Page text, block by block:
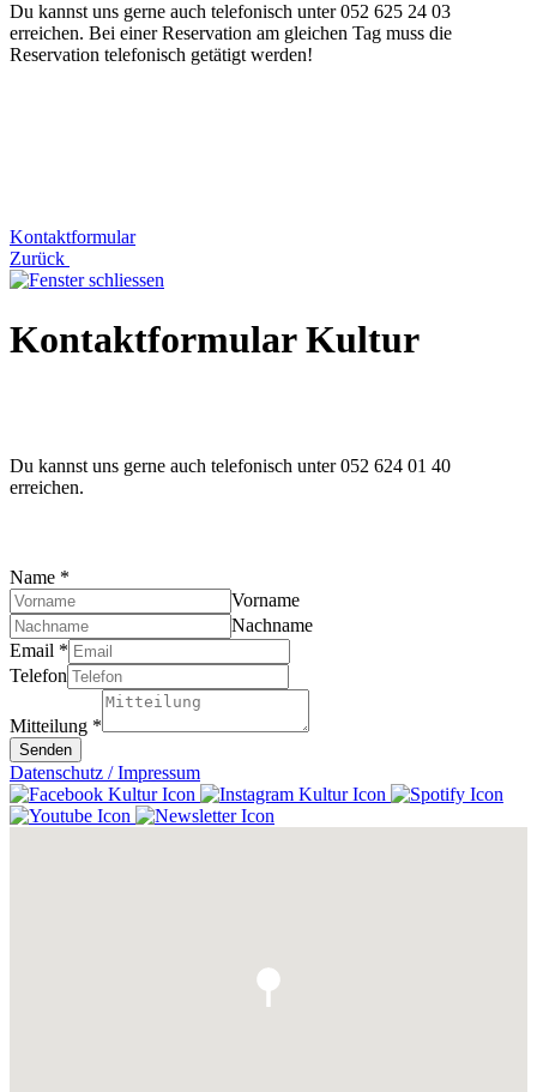
Du kannst uns gerne auch telefonisch unter 052 625 24 03
erreichen. Bei einer Reservation am gleichen Tag muss die
Reservation telefonisch getätigt werden!
Kontaktformular
Zurück
Kontaktformular Kultur
Du kannst uns gerne auch telefonisch unter 052 624 01 40
erreichen.
Name *
Vorname
Nachname
Email *
Telefon
Mitteilung *
Senden
Datenschutz / Impressum